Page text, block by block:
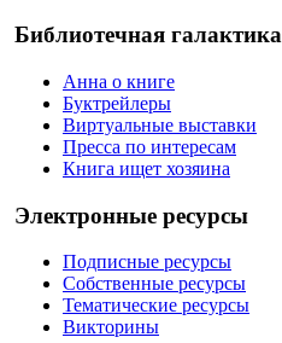
Библиотечная галактика
Анна о книге
Буктрейлеры
Виртуальные выставки
Пресса по интересам
Книга ищет хозяина
Электронные ресурсы
Подписные ресурсы
Собственные ресурсы
Тематические ресурсы
Викторины